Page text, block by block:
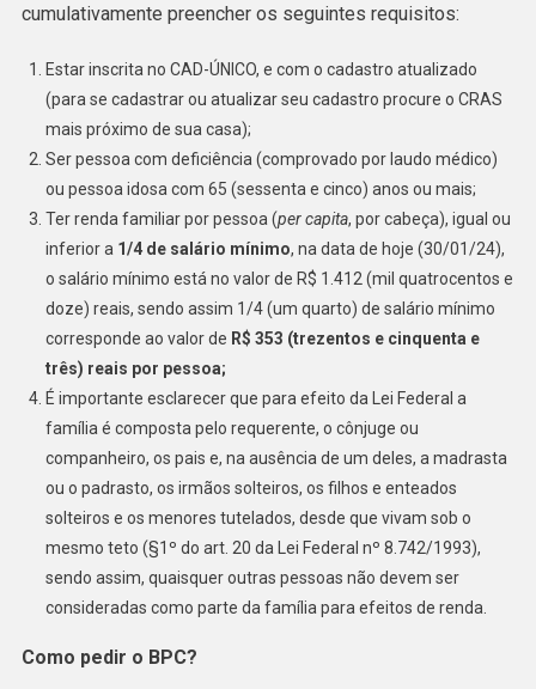
cumulativamente preencher os seguintes requisitos:
Estar inscrita no CAD-ÚNICO, e com o cadastro atualizado
(para se cadastrar ou atualizar seu cadastro procure o CRAS
mais próximo de sua casa);
Ser pessoa com deficiência (comprovado por laudo médico)
ou pessoa idosa com 65 (sessenta e cinco) anos ou mais;
Ter renda familiar por pessoa (per capita, por cabeça), igual ou
inferior a 1/4 de salário mínimo, na data de hoje (30/01/24),
o salário mínimo está no valor de R$ 1.412 (mil quatrocentos e
doze) reais, sendo assim 1/4 (um quarto) de salário mínimo
corresponde ao valor de R$ 353 (trezentos e cinquenta e
três) reais por pessoa;
É importante esclarecer que para efeito da Lei Federal a
família é composta pelo requerente, o cônjuge ou
companheiro, os pais e, na ausência de um deles, a madrasta
ou o padrasto, os irmãos solteiros, os filhos e enteados
solteiros e os menores tutelados, desde que vivam sob o
mesmo teto (§1º do art. 20 da Lei Federal nº 8.742/1993),
sendo assim, quaisquer outras pessoas não devem ser
consideradas como parte da família para efeitos de renda.
Como pedir o BPC?